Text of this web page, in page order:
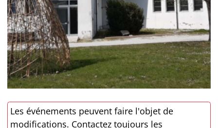
Les événements peuvent faire l'objet de
modifications. Contactez toujours les